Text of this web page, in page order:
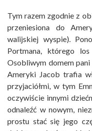
Tym razem zgodnie z
przeniesiona do
walijskiej wyspie).
Portmana, którego
Osobliwym domem
Ameryki Jacob trafia
przyjaciółmi, w tym
oczywiście innymi
odnaleźć w nowym,
prostu stać się jego